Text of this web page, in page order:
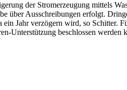
der Stromerzeugung mittels
über Ausschreibungen erfolgt.
Jahr verzögern wird, so Schitter.
Unterstützung beschlossen werden